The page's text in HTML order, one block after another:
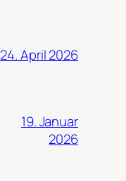
24. April 2026
19. Januar
2026